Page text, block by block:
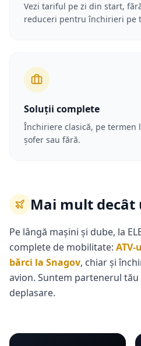
Vezi tariful pe zi din start,
reduceri pentru închirieri pe
Soluții complete
Închiriere clasică, pe termen
șofer sau fără.
Mai mult decât
Pe lângă mașini și dube, la
complete de mobilitate:
bărci la Snagov, chiar și
avion. Suntem partenerul
deplasare.